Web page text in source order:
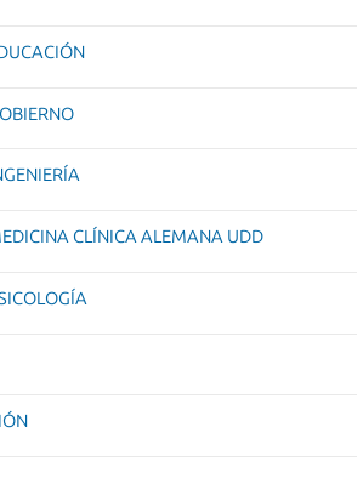
CLÍNICA ALEMANA UDD